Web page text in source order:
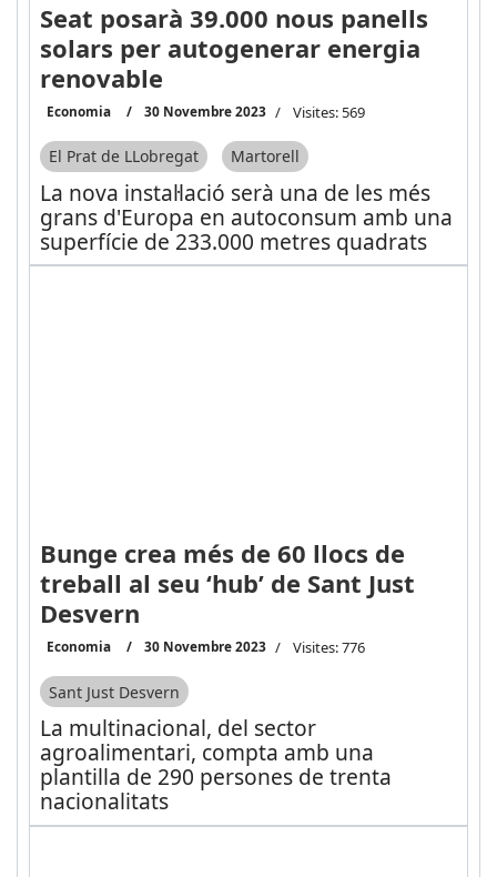
Seat posarà 39.000 nous panells
solars per autogenerar energia
renovable
Economia 30 Novembre 2023 Visites: 569
El Prat de LLobregat Martorell
La nova instal·lació serà una de les més
grans d'Europa en autoconsum amb una
superfície de 233.000 metres quadrats
Bunge crea més de 60 llocs de
treball al seu ‘hub’ de Sant Just
Desvern
Economia 30 Novembre 2023 Visites: 776
Sant Just Desvern
La multinacional, del sector
agroalimentari, compta amb una
plantilla de 290 persones de trenta
nacionalitats